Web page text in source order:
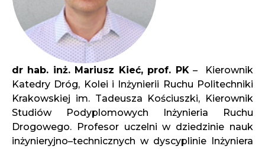
dr hab. inż. Mariusz Kieć, prof. PK– Kierownik
Katedry Dróg, Kolei i Inżynierii Ruchu Politechniki
Krakowskiej im. Tadeusza Kościuszki, Kierownik
Studiów Podyplomowych Inżynieria Ruchu
Drogowego. Profesor uczelni w dziedzinie nauk
inżynieryjno–technicznych w dyscyplinie Inżyniera